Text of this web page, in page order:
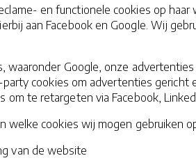
en functionele cookies op
aan Facebook en Google. Wij
waaronder Google, onze
cookies om advertenties
te retargeten via Facebook,
welke cookies wij mogen gebruiken
van de website